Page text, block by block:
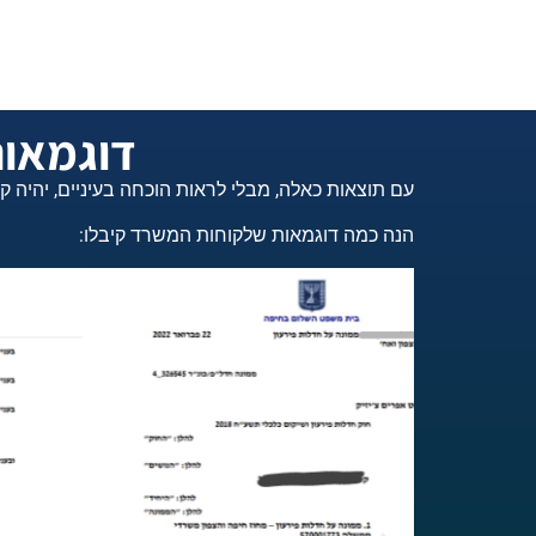
עם תוצאות כאלה, מבלי לראות הוכחה בעיניים,
הנה כמה דוגמאות שלקוחות המשרד קיבלו: